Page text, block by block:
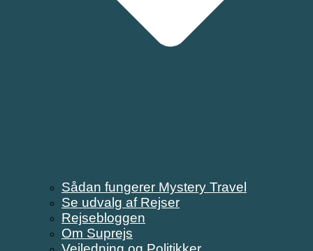
Sådan fungerer Mystery Travel
Se udvalg af Rejser
Rejsebloggen
Om Suprejs